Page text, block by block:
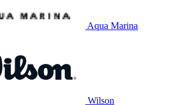
Aqua Marina
Wilson